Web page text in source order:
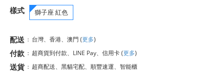
樣式 獅子座 紅色
配送 : 台灣、香港、澳門 (更多)
付款 : 超商貨到付款、LINE Pay、信用卡(更多)
送貨 : 超商配送、黑貓宅配、順豐速運、智能櫃